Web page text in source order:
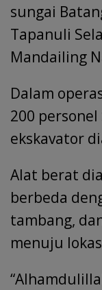
sungai
Tapanuli
Mandailing
Dalam
200
ekskavator
Alat berat
berbeda
tambang,
menuju